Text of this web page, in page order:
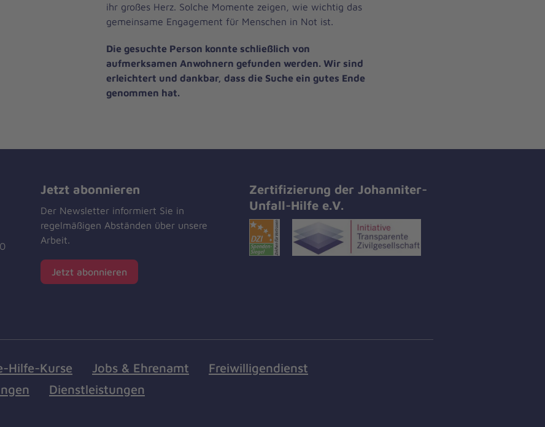
ihr großes Herz. Solche Momente zeigen, wie wichtig das
gemeinsame Engagement für Menschen in Not ist.
Die gesuchte Person konnte schließlich von
aufmerksamen Anwohnern gefunden werden. Wir sind
erleichtert und dankbar, dass die Suche ein gutes Ende
genommen hat.
Jetzt abonnieren
Der Newsletter informiert Sie in
regelmäßigen Abständen über unsere
Arbeit.
Jetzt abonnieren
Zertifizierung der Johanniter-
Unfall-Hilfe e.V.
Hilfe-Kurse Jobs & Ehrenamt
Freiwilligendienst
Dienstleistungen